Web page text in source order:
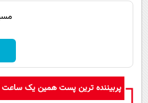
پربیننده ترین پست همین یک ساعت